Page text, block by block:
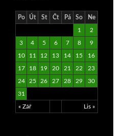
Po Út St Čt Pá So Ne
« Zář Lis »
1 2
3 4 5 6 7 8 9
10 11 12 13 14 15 16
17 18 19 20 21 22 23
24 25 26 27 28 29 30
31